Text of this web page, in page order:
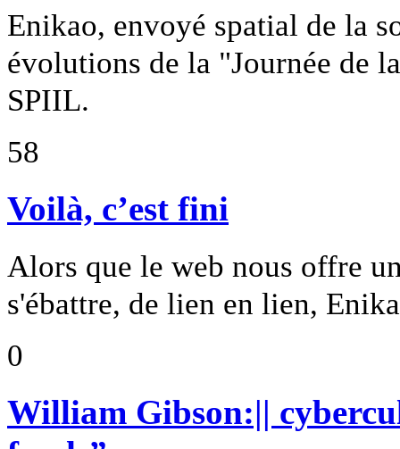
Enikao, envoyé spatial de la
évolutions de la "Journée de
SPIIL.
58
Voilà, c’est fini
Alors que le web nous offre
s'ébattre, de lien en lien,
0
William Gibson:||